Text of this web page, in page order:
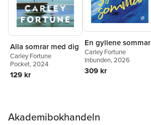
Alla somrar med dig
Carley Fortune
Pocket, 2024
129 kr
En gyllene sommar
Carley Fortune
Inbunden, 2026
309 kr
Akademibokhandeln